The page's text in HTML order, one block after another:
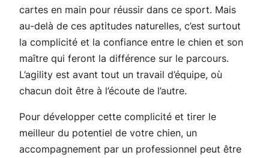
cartes en main pour réussir dans ce sport. Mais
au-delà de ces aptitudes naturelles, c’est surtout
la complicité et la confiance entre le chien et son
maître qui feront la différence sur le parcours.
L’agility est avant tout un travail d’équipe, où
chacun doit être à l’écoute de l’autre.
Pour développer cette complicité et tirer le
meilleur du potentiel de votre chien, un
accompagnement par un professionnel peut être